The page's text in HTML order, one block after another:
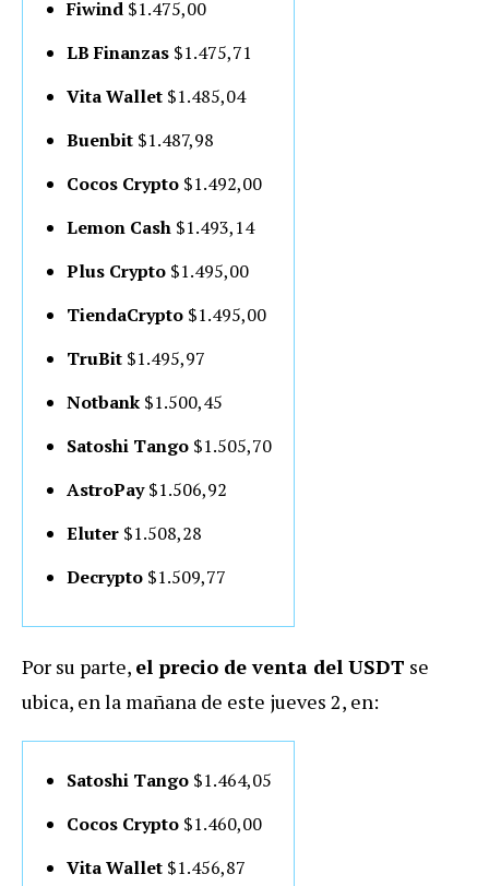
Fiwind $1.475,00
LB Finanzas $1.475,71
Vita Wallet $1.485,04
Buenbit $1.487,98
Cocos Crypto $1.492,00
Lemon Cash $1.493,14
Plus Crypto $1.495,00
TiendaCrypto $1.495,00
TruBit $1.495,97
Notbank $1.500,45
Satoshi Tango $1.505,70
AstroPay$1.506,92
Eluter $1.508,28
Decrypto $1.509,77
Por su parte, el precio de venta del USDT se
ubica, en la mañana de este jueves 2, en:
Satoshi Tango $1.464,05
Cocos Crypto $1.460,00
Vita Wallet $1.456,87